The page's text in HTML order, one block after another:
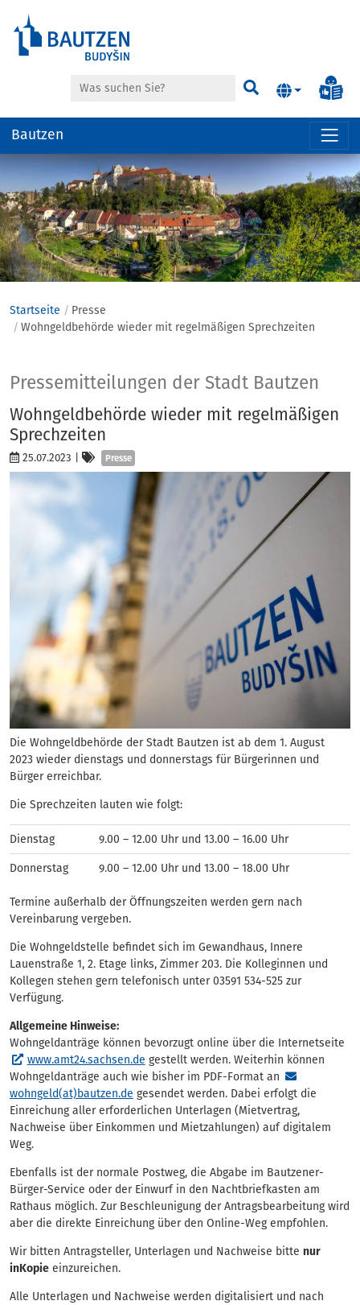
der
anspringen
Suche Suchen
Bautzen
Startseite
Presse
Wohngeldbehörde wieder mit regelmäßigen Sprechzeiten
Presse
Pressemitteilungen der Stadt Bautzen
Wohngeldbehörde wieder mit regelmäßigen
Sprechzeiten
25.07.2023 Kategorien
Presse
Die Wohngeldbehörde der Stadt Bautzen ist ab dem 1. August
2023 wieder dienstags und donnerstags für Bürgerinnen und
Bürger erreichbar.
Die Sprechzeiten lauten wie folgt:
Dienstag 9.00 – 12.00 Uhr und 13.00 – 16.00 Uhr
Donnerstag 9.00 – 12.00 Uhr und 13.00 – 18.00 Uhr
Termine außerhalb der Öffnungszeiten werden gern nach
Vereinbarung vergeben.
Die Wohngeldstelle befindet sich im Gewandhaus, Innere
Lauenstraße 1, 2. Etage links, Zimmer 203. Die Kolleginnen und
Kollegen stehen gern telefonisch unter 03591 534-525 zur
Verfügung.
Allgemeine Hinweise:
Wohngeldanträge können bevorzugt online über die Internetseite
www.amt24.sachsen.de gestellt werden. Weiterhin können
Wohngeldanträge auch wie bisher im PDF-Format an
wohngeld(at)bautzen.de gesendet werden. Dabei erfolgt die
Einreichung aller erforderlichen Unterlagen (Mietvertrag,
Nachweise über Einkommen und Mietzahlungen) auf digitalem
Weg.
Ebenfalls ist der normale Postweg, die Abgabe im Bautzener-
Bürger-Service oder der Einwurf in den Nachtbriefkasten am
Rathaus möglich. Zur Beschleunigung der Antragsbearbeitung wird
aber die direkte Einreichung über den Online-Weg empfohlen.
Wir bitten Antragsteller, Unterlagen und Nachweise bitte nur
inKopie einzureichen.
Alle Unterlagen und Nachweise werden digitalisiert und nach